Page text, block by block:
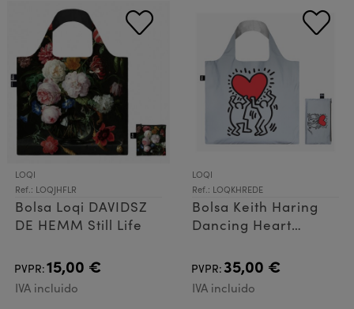
LOQI
Ref.: LOQJHFLR
Bolsa Loqi DAVIDSZ
DE HEMM Still Life
PVPR:15,00 €
IVA incluido
LOQI
Ref.: LOQKHREDE
Bolsa Keith Haring
Dancing Heart
PVPR:35,00 €
IVA incluido